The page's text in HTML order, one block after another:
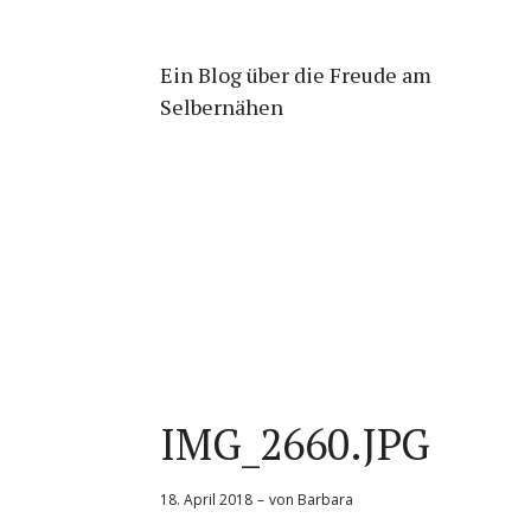
Ein Blog über die Freude am
Selbernähen
IMG_2660.JPG
18. April 2018 von Barbara